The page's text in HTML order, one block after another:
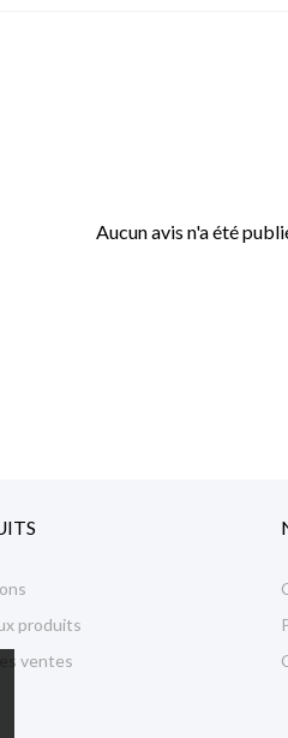
Aucun avis n'a été
produits
ventes